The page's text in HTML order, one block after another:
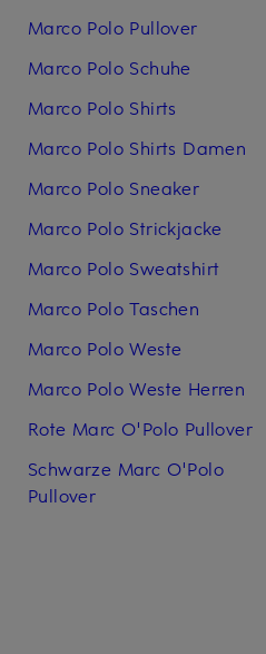
Marco Polo Pullover
Marco Polo Schuhe
Marco Polo Shirts
Marco Polo Shirts Damen
Marco Polo Sneaker
Marco Polo Strickjacke
Marco Polo Sweatshirt
Marco Polo Taschen
Marco Polo Weste
Marco Polo Weste Herren
Rote Marc O'Polo Pullover
Schwarze Marc O'Polo
Pullover